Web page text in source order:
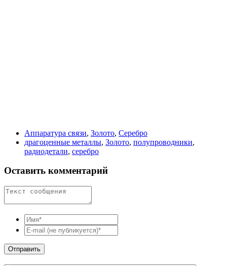
Аппаратура связи, Золото, Серебро
драгоценные металлы, Золото, полупроводники,
радиодетали, серебро
Оставить комментарий